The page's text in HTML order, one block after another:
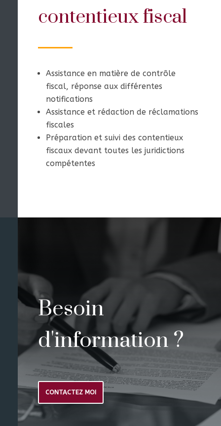
contentieux fiscal
Assistance en matière de contrôle
fiscal, réponse aux différentes
notifications
Assistance et rédaction de réclamations
fiscales
Préparation et suivi des contentieux
fiscaux devant toutes les juridictions
compétentes
Besoin
d'information ?
CONTACTEZ MOI